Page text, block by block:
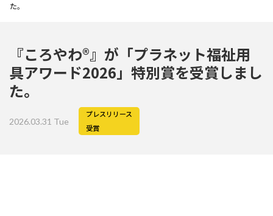
た。
『ころやわ®』が「プラネット福祉用
具アワード2026」特別賞を受賞しまし
た。
2026.03.31 Tue
プレスリリース
受賞